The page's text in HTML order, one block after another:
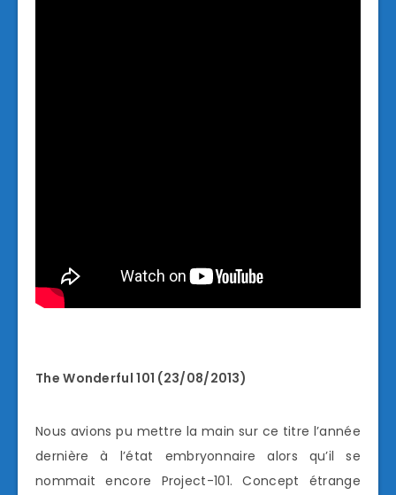
The Wonderful 101 (23/08/2013)
Nous avions pu mettre la main sur ce titre l’année
dernière à l’état embryonnaire alors qu’il se
nommait encore Project-101. Concept étrange